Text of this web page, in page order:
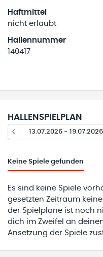
Haftmittel
nicht erlaubt
Hallennummer
140417
HALLENSPIELPLAN
13.07.2026 - 19.07.2026
Keine Spiele gefunden
Es sind keine Spiele
gesetzten Zeitraum
der Spielpläne ist noch
dich im Zweifel an
Ansetzung der Spiele